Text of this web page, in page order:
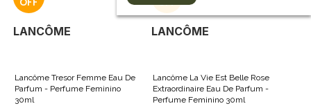
LANCÔME
Lancôme Tresor Femme Eau De
Parfum - Perfume Feminino
30ml
LANCÔME
Lancôme La Vie Est Belle Rose
Extraordinaire Eau De Parfum -
Perfume Feminino 30ml